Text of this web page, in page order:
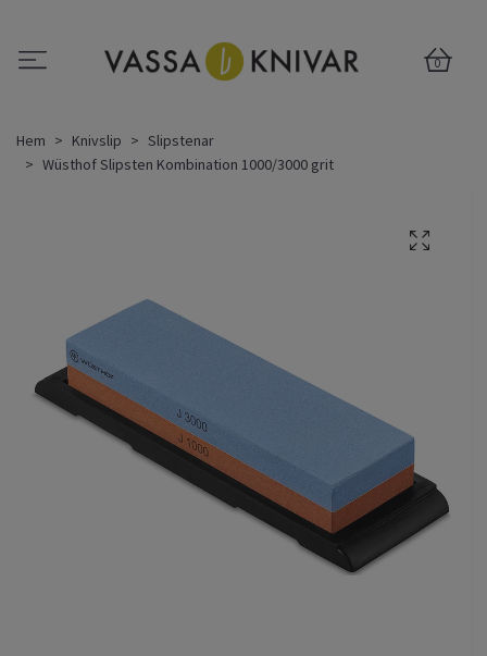
0
Hem Knivslip
Slipstenar
Wüsthof Slipsten Kombination 1000/3000 grit